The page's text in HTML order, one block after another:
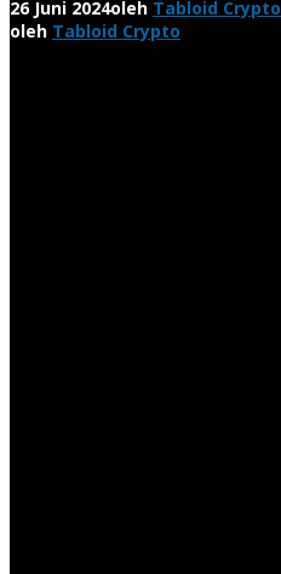
26 Juni 2024oleh Tabloid Crypto
oleh Tabloid Crypto